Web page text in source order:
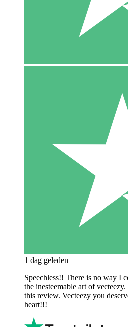
1 dag geleden
Speechless!! There is no way I
the inesteemable art of
this review. Vecteezy you
heart!!!